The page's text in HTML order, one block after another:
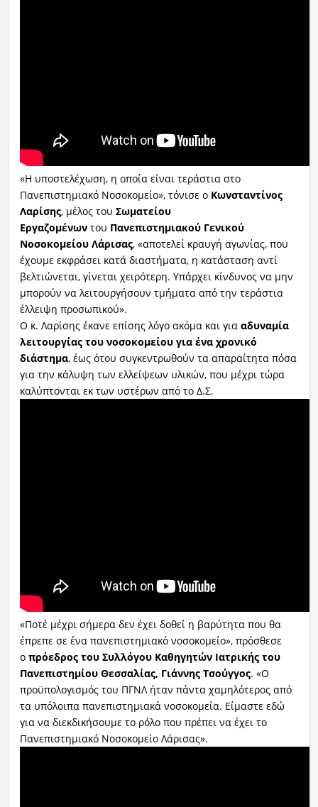
«Η υποστελέχωση, η οποία είναι τεράστια στο
Πανεπιστημιακό Νοσοκομείο», τόνισε ο Κωνσταντίνος
Λαρίσης, μέλος του Σωματείου
Εργαζομένων του Πανεπιστημιακού Γενικού
Νοσοκομείου Λάρισας, «αποτελεί κραυγή αγωνίας, που
έχουμε εκφράσει κατά διαστήματα, η κατάσταση αντί
βελτιώνεται, γίνεται χειρότερη. Υπάρχει κίνδυνος να μην
μπορούν να λειτουργήσουν τμήματα από την τεράστια
έλλειψη προσωπικού».
Ο κ. Λαρίσης έκανε επίσης λόγο ακόμα και για αδυναμία
λειτουργίας του νοσοκομείου για ένα χρονικό
διάστημα, έως ότου συγκεντρωθούν τα απαραίτητα πόσα
για την κάλυψη των ελλείψεων υλικών, που μέχρι τώρα
καλύπτονται εκ των υστέρων από το Δ.Σ.
«Ποτέ μέχρι σήμερα δεν έχει δοθεί η βαρύτητα που θα
έπρεπε σε ένα πανεπιστημιακό νοσοκομείο», πρόσθεσε
ο πρόεδρος του Συλλόγου Καθηγητών Ιατρικής του
Πανεπιστημίου Θεσσαλίας, Γιάννης Τσούγγος. «Ο
προϋπολογισμός του ΠΓΝΛ ήταν πάντα χαμηλότερος από
τα υπόλοιπα πανεπιστημιακά νοσοκομεία. Είμαστε εδώ
για να διεκδικήσουμε το ρόλο που πρέπει να έχει το
Πανεπιστημιακό Νοσοκομείο Λάρισας».